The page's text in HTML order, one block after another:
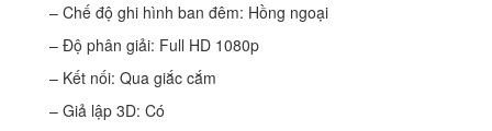
– Chế độ ghi hình ban đêm: Hồng ngoại
– Độ phân giải: Full HD 1080p
– Kết nối: Qua giắc cắm
– Giả lập 3D: Có